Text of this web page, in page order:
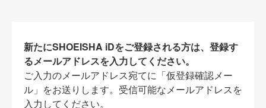
新たにSHOEISHA iDをご登録される方は、登録す
るメールアドレスを入力してください。
ご入力のメールアドレス宛てに「仮登録確認メー
ル」をお送りします。受信可能なメールアドレスを
入力してください。